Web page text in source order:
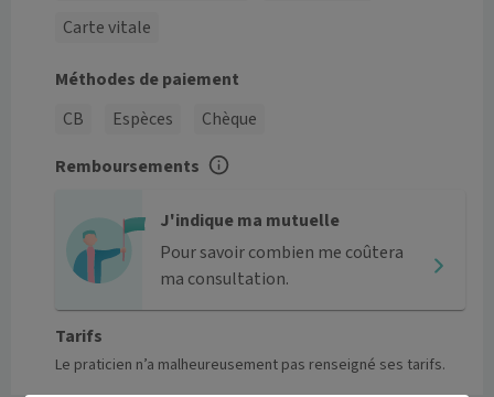
Carte vitale
Méthodes de paiement
CB
Espèces
Chèque
Remboursements
J'indique ma mutuelle
Pour savoir combien me coûtera
ma consultation.
Tarifs
Le praticien n’a malheureusement pas renseigné ses tarifs.